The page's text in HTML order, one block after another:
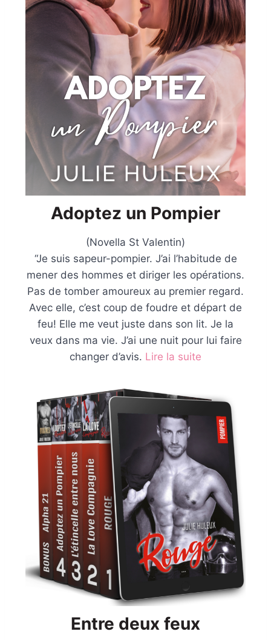
Adoptez un Pompier
(Novella St Valentin)
“Je suis sapeur-pompier.⁠ J’ai l’habitude de
mener des hommes et diriger les opérations.⁠
Pas de tomber amoureux au premier regard.⁠
Avec elle, c’est coup de foudre et départ de
feu!⁠ Elle me veut juste dans son lit.⁠ Je la
veux dans ma vie.⁠ J’ai une nuit pour lui faire
changer d’avis.⁠ Lire la suite
Entre deux feux